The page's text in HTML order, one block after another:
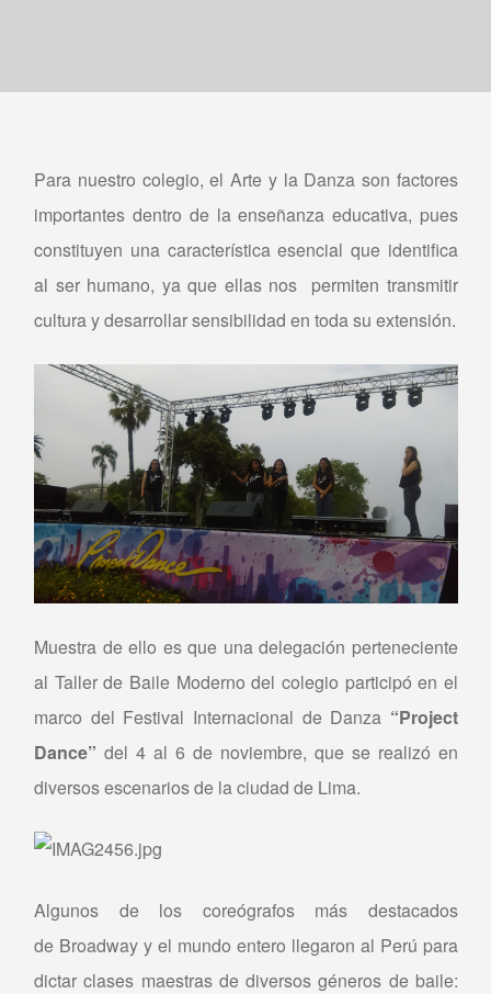
Para nuestro colegio, el Arte y la Danza son factores
importantes dentro de la enseñanza educativa, pues
constituyen una característica esencial que identifica
al ser humano, ya que ellas nos permiten transmitir
cultura y desarrollar sensibilidad en toda su extensión.
Muestra de ello es que una delegación perteneciente
al Taller de Baile Moderno del colegio participó en el
marco del Festival Internacional de Danza “Project
Dance” del 4 al 6 de noviembre, que se realizó en
diversos escenarios de la ciudad de Lima.
Algunos de los coreógrafos más destacados
de Broadway y el mundo entero llegaron al Perú para
dictar clases maestras de diversos géneros de baile: